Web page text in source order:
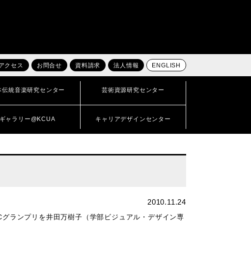
クセス お問合せ 資料請求 法人情報 ENGLISH
伝統音楽研究センター 芸術資源研究センター
ギャラリー@KCUA キャリアデザインセンター
2010.11.24
ランプリを井田万樹子（学部ビジュアル・デザイン専